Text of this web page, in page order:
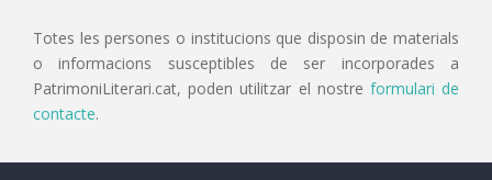
Totes les persones o institucions que disposin de materials
o informacions susceptibles de ser incorporades a
PatrimoniLiterari.cat, poden utilitzar el nostre formulari de
contacte.